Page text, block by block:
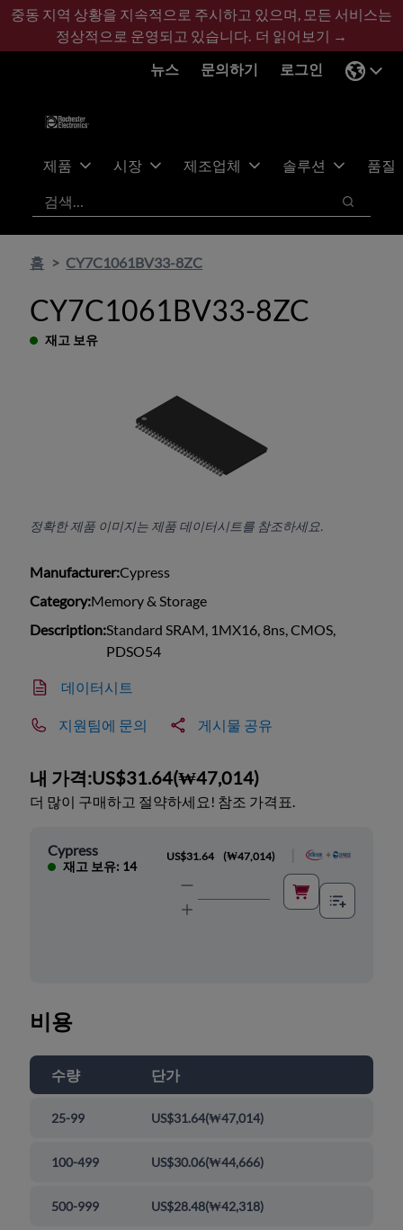
기
콘
바
글
중동 지역 상황을 지속적으로 주시하고 있으며, 모든 서비스는
정상적으로 운영되고 있습니다. 더 읽어보기 →
뉴스
문의하기 로그인
제품 시장 제조업체 솔루션
품질
검색
검색
홈 CY7C1061BV33-8ZC
CY7C1061BV33-8ZC
재고 보유
정확한 제품 이미지는 제품 데이터시트를 참조하세요.
Manufacturer:Cypress
Category:Memory & Storage
Description:Standard SRAM, 1MX16, 8ns, CMOS,
PDSO54
데이터시트
지원팀에 문의 게시물 공유
내 가격:US$31.64(₩47,014)
더 많이 구매하고 절약하세요! 참조 가격표.
Cypress
재고 보유: 14
US$31.64 (₩47,014)
비용
수량 단가
25-99 US$31.64(₩47,014)
100-499 US$30.06(₩44,666)
500-999 US$28.48(₩42,318)